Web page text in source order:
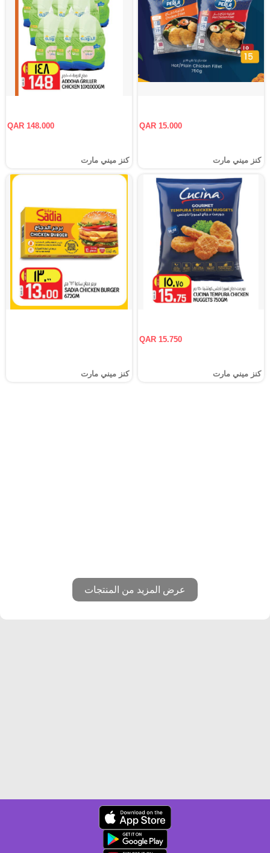
QAR 15.000
كنز ميني مارت
QAR 148.000
كنز ميني مارت
QAR 15.750
كنز ميني مارت كنز ميني مارت
عرض المزيد من المنتجات